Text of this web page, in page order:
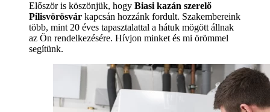
Először is köszönjük, hogy Biasi kazán szerelő
Pilisvörösvár kapcsán hozzánk fordult. Szakembereink
több, mint 20 éves tapasztalattal a hátuk mögött állnak
az Ön rendelkezésére. Hívjon minket és mi örömmel
segítünk.